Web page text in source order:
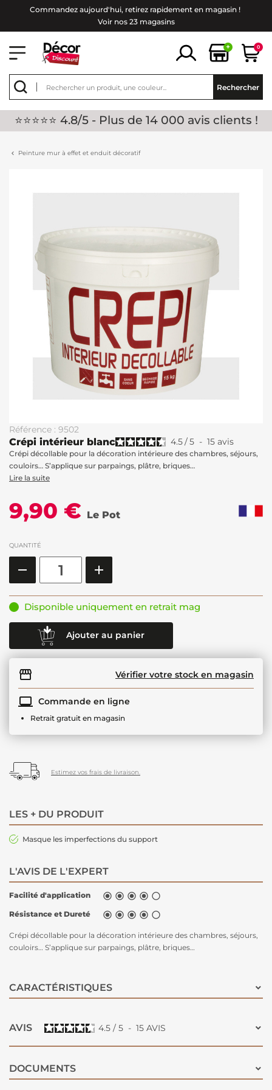
Commandez aujourd'hui, retirez rapidement en magasin !
Voir nos 23 magasins
+ 0
Rechercher
⭐⭐⭐⭐⭐ 4.8/5 - Plus de 14 000 avis clients !
Peinture mur à effet et enduit décoratif
Référence : 9502
Crépi intérieur blanc 4.5/5 - 15 avis
Crépi décollable pour la décoration intérieure des chambres, séjours,
couloirs… S’applique sur parpaings, plâtre, briques…
Lire la suite
9,90 € Le Pot
QUANTITÉ
Disponible uniquement en retrait mag
Ajouter au panier
Vérifier votre stock en magasin
Commande en ligne
Retrait gratuit en magasin
Estimez vos frais de livraison.
LES + DU PRODUIT
Masque les imperfections du support
L'AVIS DE L'EXPERT
Facilité d'application     
Résistance et Dureté     
Crépi décollable pour la décoration intérieure des chambres, séjours,
couloirs… S’applique sur parpaings, plâtre, briques…
CARACTÉRISTIQUES
AVIS 4.5 / 5 - 15 AVIS
DOCUMENTS